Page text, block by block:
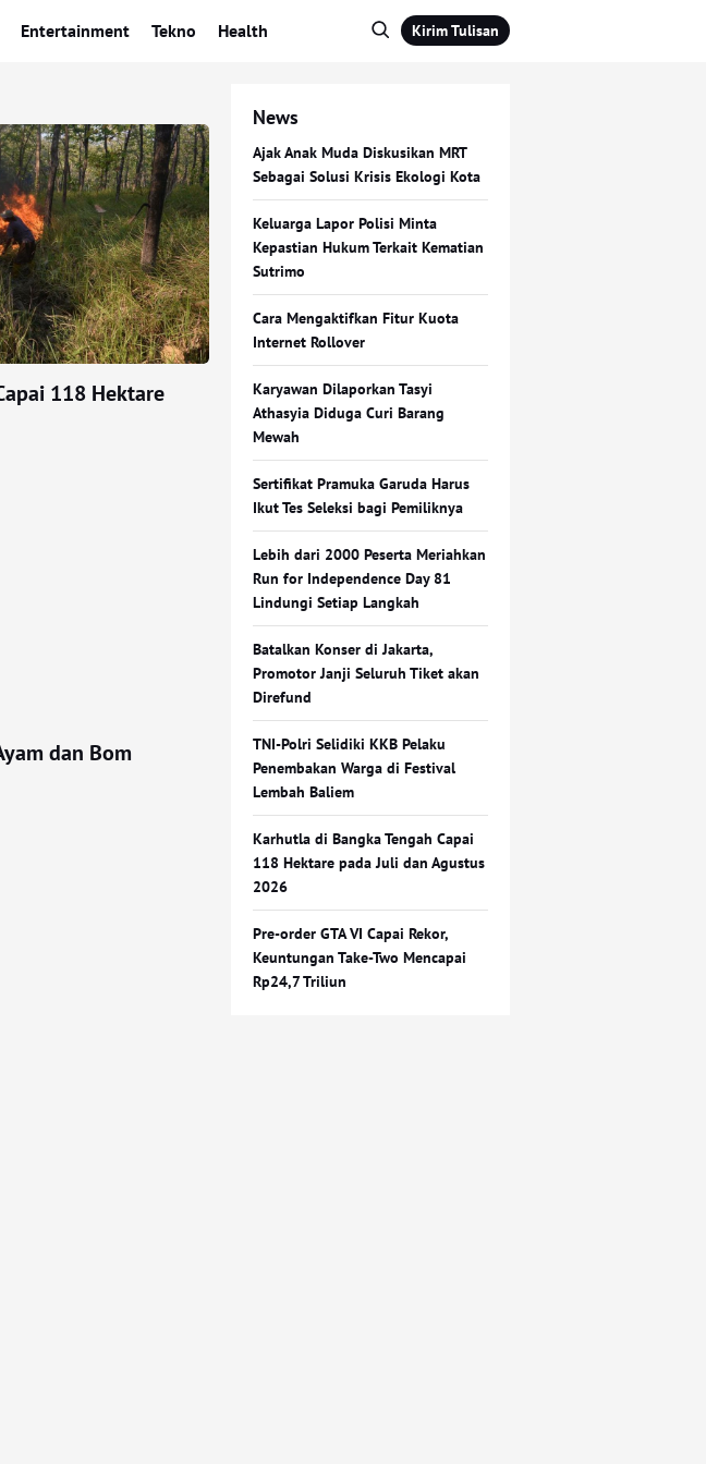
Entertainment Tekno Health Kirim Tulisan
118 Hektare
dan Bom
News
Ajak Anak Muda Diskusikan MRT
Sebagai Solusi Krisis Ekologi Kota
Keluarga Lapor Polisi Minta
Kepastian Hukum Terkait Kematian
Sutrimo
Cara Mengaktifkan Fitur Kuota
Internet Rollover
Karyawan Dilaporkan Tasyi
Athasyia Diduga Curi Barang
Mewah
Sertifikat Pramuka Garuda Harus
Ikut Tes Seleksi bagi Pemiliknya
Lebih dari 2000 Peserta Meriahkan
Run for Independence Day 81
Lindungi Setiap Langkah
Batalkan Konser di Jakarta,
Promotor Janji Seluruh Tiket akan
Direfund
TNI-Polri Selidiki KKB Pelaku
Penembakan Warga di Festival
Lembah Baliem
Karhutla di Bangka Tengah Capai
118 Hektare pada Juli dan Agustus
2026
Pre-order GTA VI Capai Rekor,
Keuntungan Take-Two Mencapai
Rp24,7 Triliun